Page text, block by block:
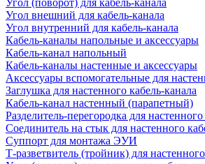
Угол (поворот) для кабель-канала
Угол внешний для кабель-канала
Угол внутренний для кабель-канала
Кабель-каналы напольные и аксессуары
Кабель-канал напольный
Кабель-каналы настенные и аксессуары
Аксессуары вспомогательные для
Заглушка для настенного кабель-канала
Кабель-канал настенный (парапетный)
Разделитель-перегородка для
Соединитель на стык для настенного
Суппорт для монтажа ЭУИ
Т-разветвитель (тройник) для